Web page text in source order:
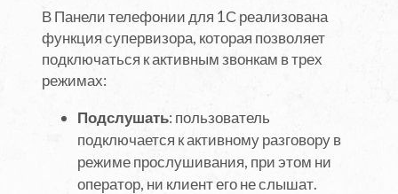
В Панели телефонии для 1С реализована
функция супервизора, которая позволяет
подключаться к активным звонкам в трех
режимах:
Подслушать: пользователь
подключается к активному разговору в
режиме прослушивания, при этом ни
оператор, ни клиент его не слышат.